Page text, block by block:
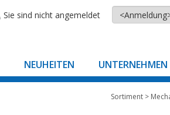
Sie sind nicht angemeldet
NEUHEITEN UNTERNEHMEN
Sortiment >